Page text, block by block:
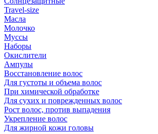
Travel-size
Масла
Молочко
Муссы
Наборы
Окислители
Ампулы
Восстановление волос
Для густоты и объема волос
При химической обработке
Для сухих и поврежденных волос
Рост волос, против выпадения
Укрепление волос
Для жирной кожи головы